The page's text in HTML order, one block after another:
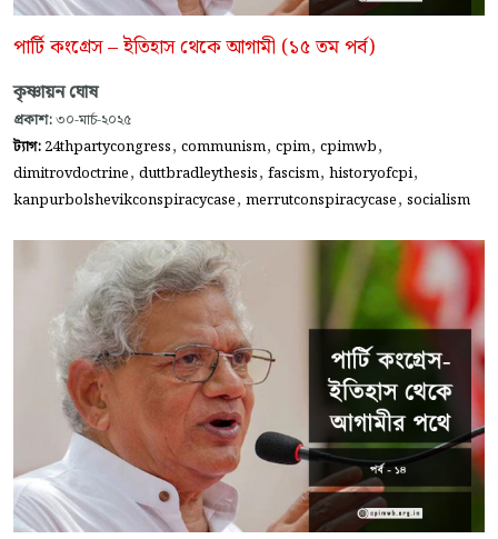
পার্টি কংগ্রেস – ইতিহাস থেকে আগামী (১৫ তম পর্ব)
কৃষ্ণায়ন ঘোষ
প্রকাশ:৩০-মার্চ-২০২৫
ট্যাগ: 24thpartycongress, communism, cpim, cpimwb,
dimitrovdoctrine, duttbradleythesis, fascism, historyofcpi,
kanpurbolshevikconspiracycase, merrutconspiracycase, socialism